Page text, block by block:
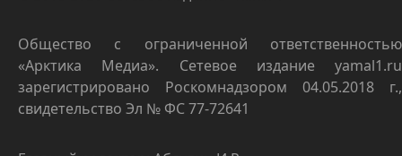
Общество с ограниченной ответственностью
«Арктика Медиа». Сетевое издание yamal1.ru
зарегистрировано Роскомнадзором 04.05.2018 г.,
свидетельство Эл № ФС 77-72641